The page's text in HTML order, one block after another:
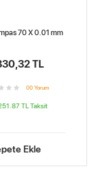
70 X 0.01 mm
TL
00 Yorum
TL Taksit
Ekle